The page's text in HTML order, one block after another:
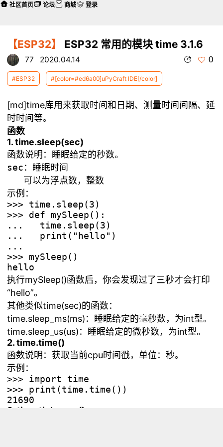
【ESP32】 ESP32 常用的模块 time 3.1.6
77 2020.04.14 0
#ESP32 #[color=#ed6a00]uPyCraft IDE[/color]
[md]time库用来获取时间和日期、测量时间间隔、延
时时间等。
函数
1. time.sleep(sec)
函数说明：睡眠给定的秒数。
sec：睡眠时间
示例：
>>> time.sleep(3)
>>> def mySleep():
...   time.sleep(3)
...   print("hello")
...
>>> mySleep()
执行mySleep()函数后，你会发现过了三秒才会打印
“hello”。
其他类似time(sec)的函数：
time.sleep_ms(ms)：睡眠给定的毫秒数，为int型。
time.sleep_us(us)：睡眠给定的微秒数，为int型。
2. time.time()
函数说明：获取当前cpu时间戳，单位：秒。
示例：
>>> import time
>>> print(time.time())
3. time.ticks_ms()
社区首页 论坛 商城 登录